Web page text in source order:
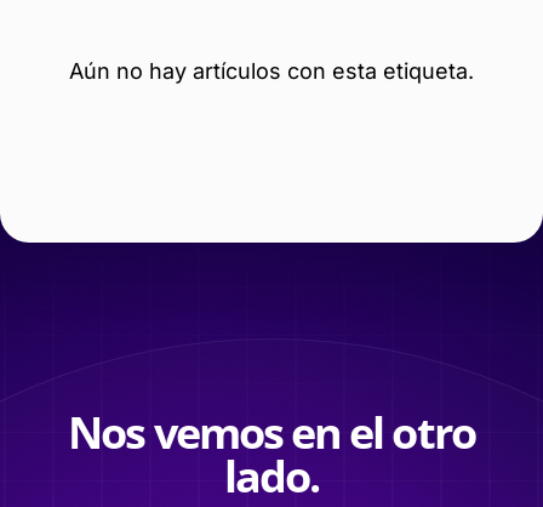
Aún no hay artículos con esta etiqueta.
Nos vemos en el otro
lado.